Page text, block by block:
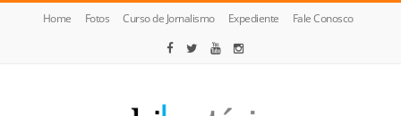
Home Fotos Curso de Jornalismo Expediente Fale Conosco